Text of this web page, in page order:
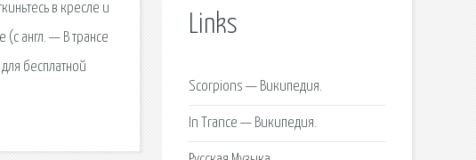
в кресле и
(с англ. — В трансе
бесплатной
Links
Scorpions — Википедия.
In Trance — Википедия.